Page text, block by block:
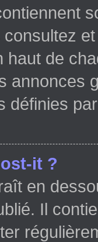
haut de
annonces
définies
it ?
en
Il